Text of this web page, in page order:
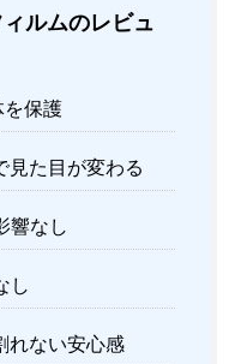
ルムのレビュ
を保護
見た目が変わる
響なし
し
れない安心感